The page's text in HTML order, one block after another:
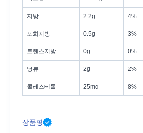
지방 2.2g 4%
포화지방 0.5g 3%
트랜스지방 0g 0%
당류 2g 2%
콜레스테롤 25mg 8%
상품평